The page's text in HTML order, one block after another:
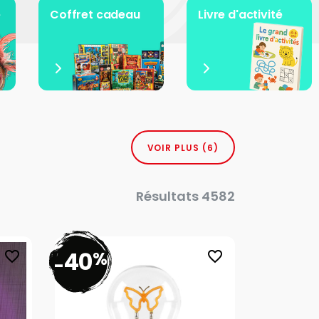
Coffret cadeau Livre d'activité
VOIR PLUS (6)
Résultats 4582
favorite_border favorite_border
-40%